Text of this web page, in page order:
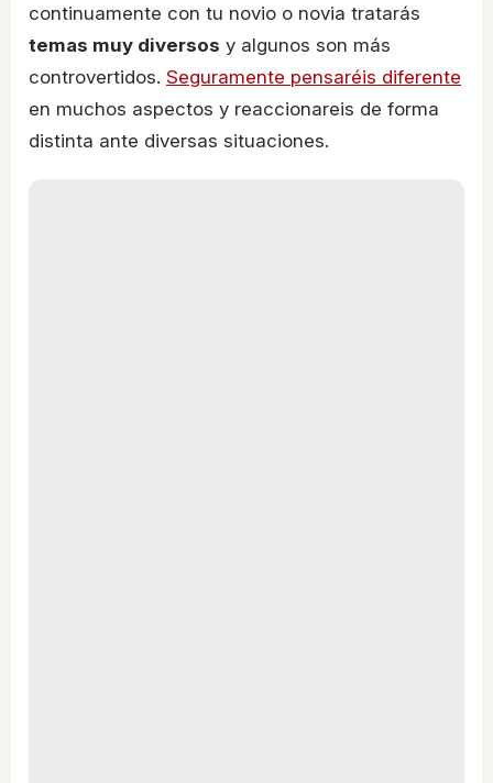
continuamente con tu novio o novia tratarás
temas muy diversos y algunos son más
controvertidos. Seguramente pensaréis diferente
en muchos aspectos y reaccionareis de forma
distinta ante diversas situaciones.